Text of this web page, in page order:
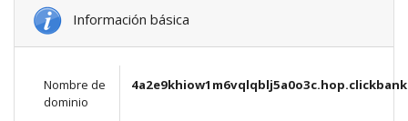
Información básica
Nombre de
dominio